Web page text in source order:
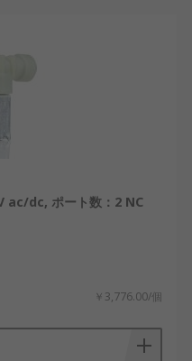
ac/dc, ポート数：2 NC
￥3,776.00/個